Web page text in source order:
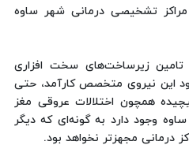
تشخیصی درمانی شهر ساوه
تامین زیرساخت‌های سخت افزاری
این نیروی متخصص کارآمد، حتی
همچون اختلالات عروقی مغز
وجود دارد به گونه‌ای که دیگر
درمانی مجهزتر نخواهد بود.